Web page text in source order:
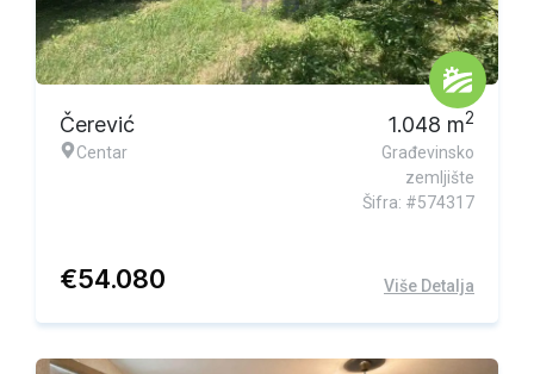
Čerević
Centar
1.048 m2
Građevinsko
zemljište
Šifra: #574317
€54.080 Više Detalja